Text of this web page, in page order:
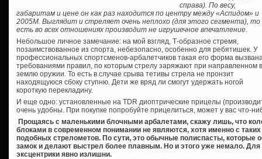
справа). По весу,
габаритам и цене он как раз находится по центру между «Аспидом» и
2005М. Выглядит и стреляет очень неплохо (для этого сегмента), то
есть во всех отношениях производит не игрушечное впечатление.
Небольшое личное замечание: на мой взгляд, Т-образное стремя,
позаимствованное из спорта, небезопасно, особенно для ребятишек. У
профессиональных спортсменов-арбалетчиков такая его форма
требованиями правил, по которым стрелу заряжают при направленном в
землю оружии. То есть в случае срыва тетивы стрела не пронзит
находящуюся сбоку ступню. Дети же вряд ли смогут удержать ногой
короткую перекладину.
И еще одно: установленные на TDR диоптрические прицелы
очень удобны. При покупке попробуйте прицелиться, может у вас что-
Прощаясь с маленькими блочными арбалетами, скажу лишь, что
блоками в современном понимании не являются, хотя именно с
подобных стрелометов. По сути, это обычные полиспасты, которые
замок и делают выстрел более плавным. Но и этого уже немало. Для
эксцентрики явно излишни.